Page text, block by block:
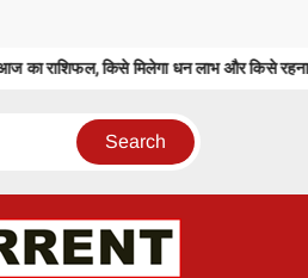
किसे मिलेगा धन लाभ और किसे रहना